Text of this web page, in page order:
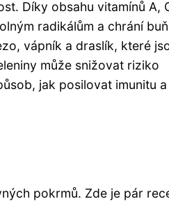
Díky obsahu vitamínů A,
radikálům a chrání
vápník a draslík, které
může snižovat riziko
jak posilovat imunitu a
pokrmů. Zde je pár